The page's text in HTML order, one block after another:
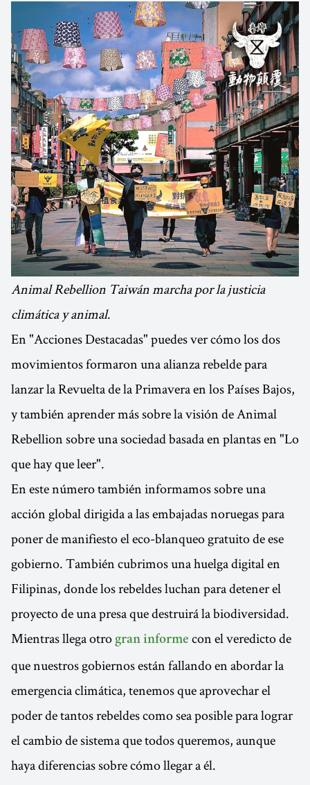
Animal Rebellion Taiwán marcha por la justicia
climática y animal.
En "Acciones Destacadas" puedes ver cómo los dos
movimientos formaron una alianza rebelde para
lanzar la Revuelta de la Primavera en los Países Bajos,
y también aprender más sobre la visión de Animal
Rebellion sobre una sociedad basada en plantas en "Lo
que hay que leer".
En este número también informamos sobre una
acción global dirigida a las embajadas noruegas para
poner de manifiesto el eco-blanqueo gratuito de ese
gobierno. También cubrimos una huelga digital en
Filipinas, donde los rebeldes luchan para detener el
proyecto de una presa que destruirá la biodiversidad.
Mientras llega otro gran informe con el veredicto de
que nuestros gobiernos están fallando en abordar la
emergencia climática, tenemos que aprovechar el
poder de tantos rebeldes como sea posible para lograr
el cambio de sistema que todos queremos, aunque
haya diferencias sobre cómo llegar a él.